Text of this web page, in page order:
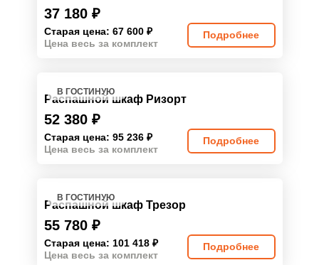
37 180 ₽
Старая цена: 67 600 ₽
Цена весь за комплект
Подробнее
В ГОСТИНУЮ
Распашной шкаф Ризорт
52 380 ₽
Старая цена: 95 236 ₽
Цена весь за комплект
Подробнее
В ГОСТИНУЮ
Распашной шкаф Трезор
55 780 ₽
Старая цена: 101 418 ₽
Цена весь за комплект
Подробнее